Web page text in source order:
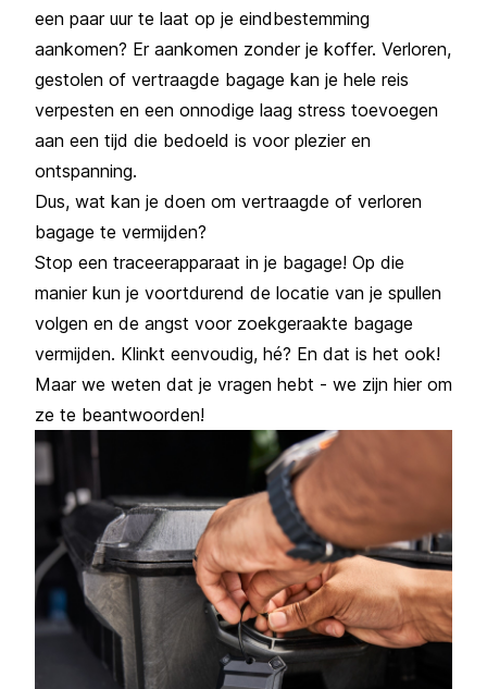
een paar uur te laat op je eindbestemming
aankomen? Er aankomen zonder je koffer. Verloren,
gestolen of vertraagde bagage kan je hele reis
verpesten en een onnodige laag stress toevoegen
aan een tijd die bedoeld is voor plezier en
ontspanning.
Dus, wat kan je doen om vertraagde of verloren
bagage te vermijden?
Stop een traceerapparaat in je bagage! Op die
manier kun je voortdurend de locatie van je spullen
volgen en de angst voor zoekgeraakte bagage
vermijden. Klinkt eenvoudig, hé? En dat is het ook!
Maar we weten dat je vragen hebt - we zijn hier om
ze te beantwoorden!